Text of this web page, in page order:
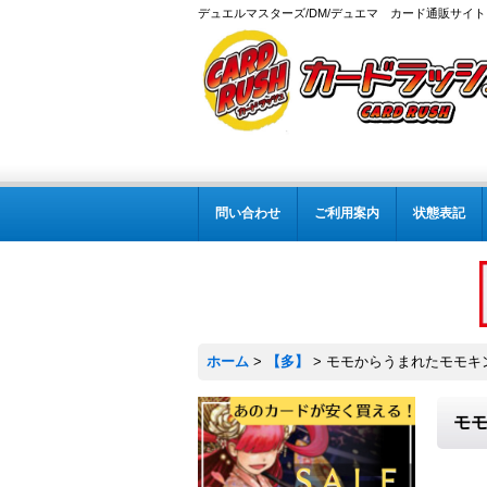
デュエルマスターズ/DM/デュエマ カード通販サイト
問い合わせ ご利用案内 状態表記
ホーム > 【多】 > モモからうまれたモモ
モ